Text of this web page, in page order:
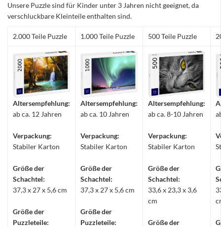
Unsere Puzzle sind für Kinder unter 3 Jahren nicht geeignet, da
verschluckbare Kleinteile enthalten sind.
2.000 Teile Puzzle 1.000 Teile Puzzle 500 Teile Puzzle
Altersempfehlung:
ab ca. 12 Jahren
Verpackung:
Stabiler Karton
Größe der
Schachtel:
37,3 x 27 x 5,6 cm
Größe der
Puzzleteile:
Altersempfehlung:
ab ca. 10 Jahren
Verpackung:
Stabiler Karton
Größe der
Schachtel:
37,3 x 27 x 5,6 cm
Größe der
Puzzleteile:
Altersempfehlung:
ab ca. 8-10 Jahren
Verpackung:
Stabiler Karton
Größe der
Schachtel:
33,6 x 23,3 x 3,6
cm
Größe der